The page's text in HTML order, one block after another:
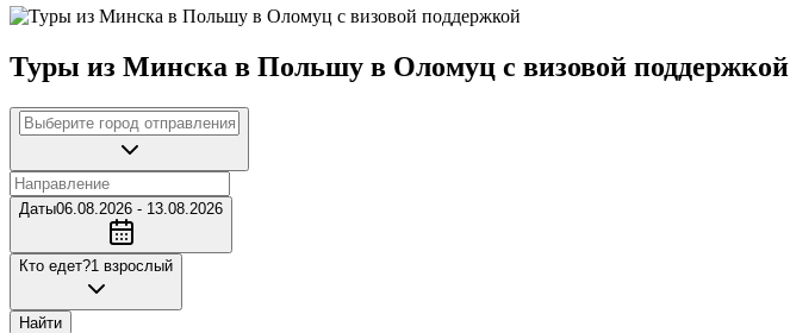
Туры из Минска в Польшу в Оломуц с визовой поддержкой
Даты06.08.2026 - 13.08.2026
Кто едет?1 взрослый
Найти